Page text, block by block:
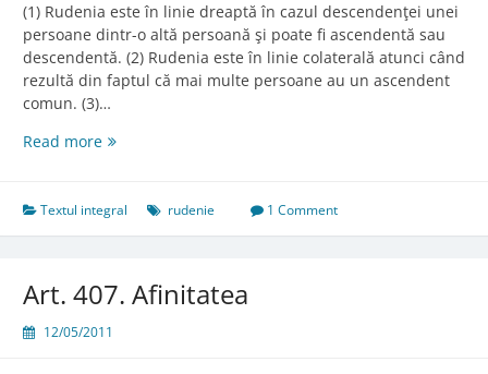
(1) Rudenia este în linie dreaptă în cazul descendenţei unei
persoane dintr-o altă persoană şi poate fi ascendentă sau
descendentă. (2) Rudenia este în linie colaterală atunci când
rezultă din faptul că mai multe persoane au un ascendent
comun. (3)…
Read moreArt.
în
linie
colaterală
Textul integral rudenie 1 Comment
Art. 407. Afinitatea
12/05/2011